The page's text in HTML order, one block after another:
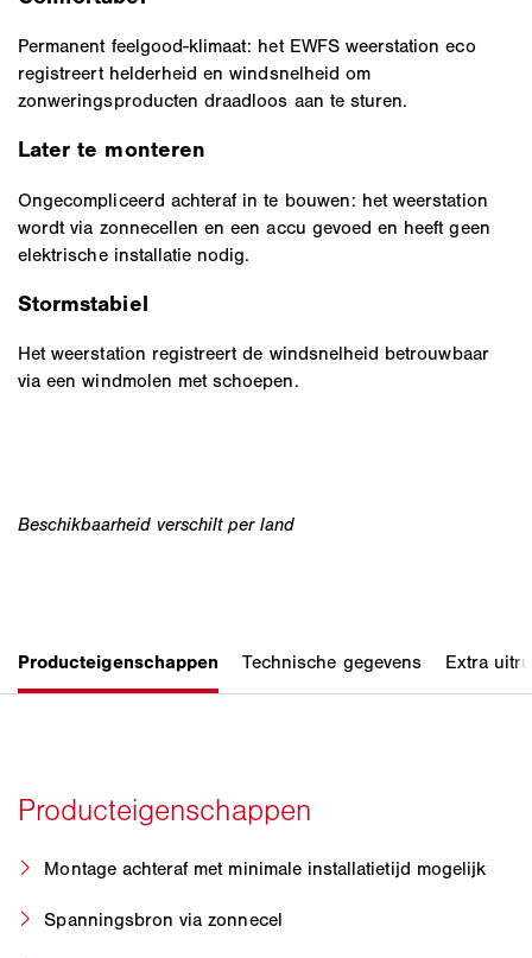
Permanent feelgood-klimaat: het EWFS weerstation eco
registreert helderheid en windsnelheid om
zonweringsproducten draadloos aan te sturen.
Later te monteren
Ongecompliceerd achteraf in te bouwen: het weerstation
wordt via zonnecellen en een accu gevoed en heeft geen
elektrische installatie nodig.
Stormstabiel
Het weerstation registreert de windsnelheid betrouwbaar
via een windmolen met schoepen.
Montage achteraf met minimale installatietijd mogelijk
Spanningsbron via zonnecel